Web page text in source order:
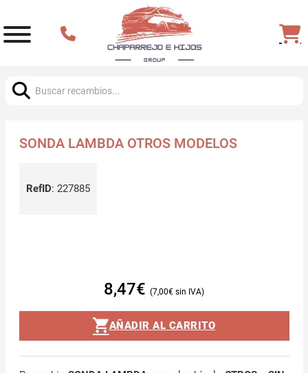
SONDA LAMBDA OTROS MODELOS
RefID: 227885
8,47€ 7,00€
AÑADIR AL CARRITO